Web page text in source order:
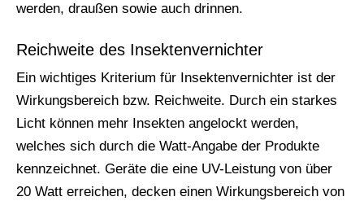
werden, draußen sowie auch drinnen.
Reichweite des Insektenvernichter
Ein wichtiges Kriterium für Insektenvernichter ist der
Wirkungsbereich bzw. Reichweite. Durch ein starkes
Licht können mehr Insekten angelockt werden,
welches sich durch die Watt-Angabe der Produkte
kennzeichnet. Geräte die eine UV-Leistung von über
20 Watt erreichen, decken einen Wirkungsbereich von